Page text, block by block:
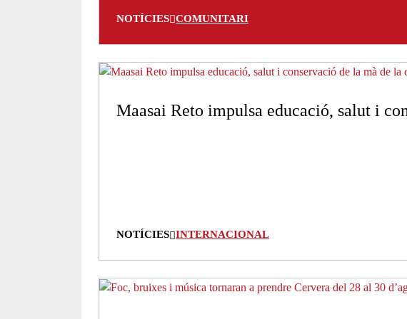
NOTÍCIES COMUNITARI
Maasai Reto impulsa educació, salut i
NOTÍCIES INTERNACIONAL